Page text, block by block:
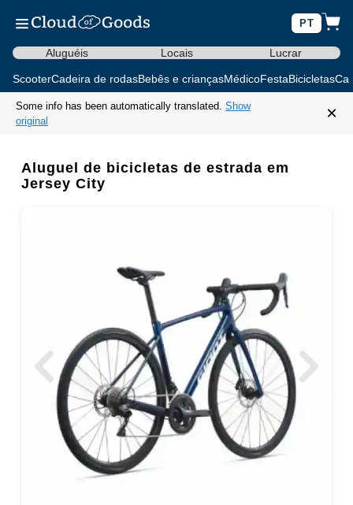
PT
Aluguéis Locais Lucrar
ScooterCadeira de rodasBebês e criançasMédicoFestaBicicletas
Some info has been automatically translated. Show
original
×
Aluguel de bicicletas de estrada em
Jersey City